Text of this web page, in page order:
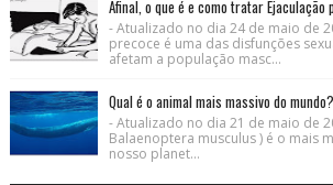
Afinal, o que é e como tratar Ejaculação
- Atualizado no dia 24 de maio
precoce é uma das disfunções
afetam a população masc...
Qual é o animal mais massivo do mundo?
- Atualizado no dia 21 de maio de
Balaenoptera musculus ) é o mais
nosso planet...